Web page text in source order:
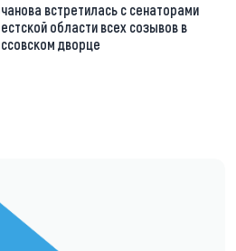
встретилась с сенаторами
области всех созывов в
дворце